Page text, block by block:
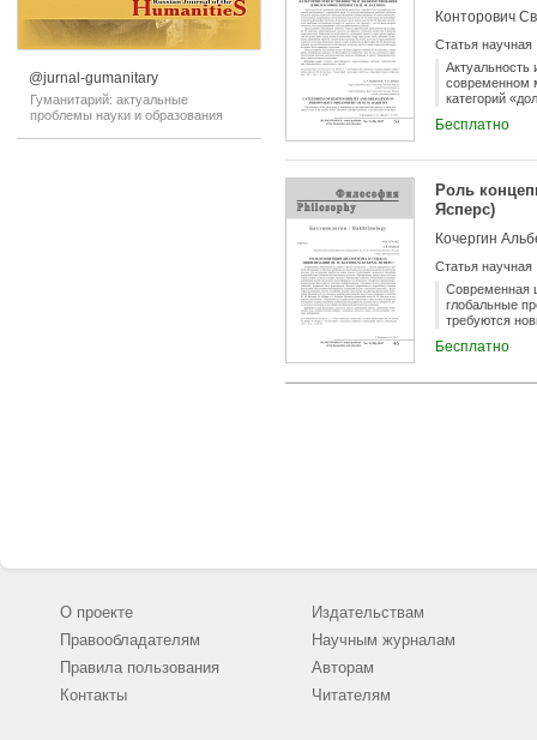
@jurnal-gumanitary
Гуманитарий: актуальные
проблемы науки и образования
Конторович
Статья научная
Актуальность
современном
категорий
Бахтина
смысла
призму
остающихся
поступка
анализу его
анализа,
Бесплатно
Роль
Ясперс)
Кочергин
Статья научная
Современная
глобальные
требуются
Глобализация
масштабе,
Бесплатно
О проекте
Правообладателям
Правила пользования
Контакты
Издательствам
Научным журналам
Авторам
Читателям